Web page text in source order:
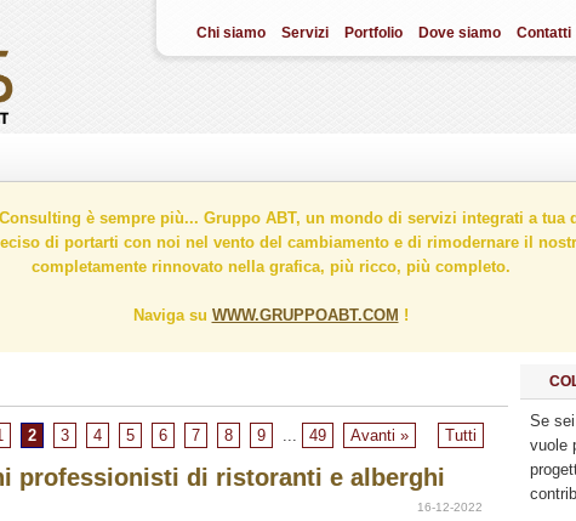
Chi siamo Servizi Portfolio Dove siamo Contatti
è sempre più... Gruppo ABT, un mondo di servizi integrati a tua
di portarti con noi nel vento del cambiamento e di rimodernare il
completamente rinnovato nella grafica, più ricco, più completo.
Naviga su WWW.GRUPPOABT.COM !
2 3 4 5 6 7 8 9 ... 49 Avanti » Tutti
professionisti di ristoranti e alberghi
16-12-2022
Se
vuole